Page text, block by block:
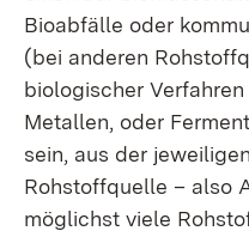
Bioabfälle oder
(bei anderen
biologischer
Metallen, oder
sein, aus der
Rohstoffquelle – also
möglichst viele